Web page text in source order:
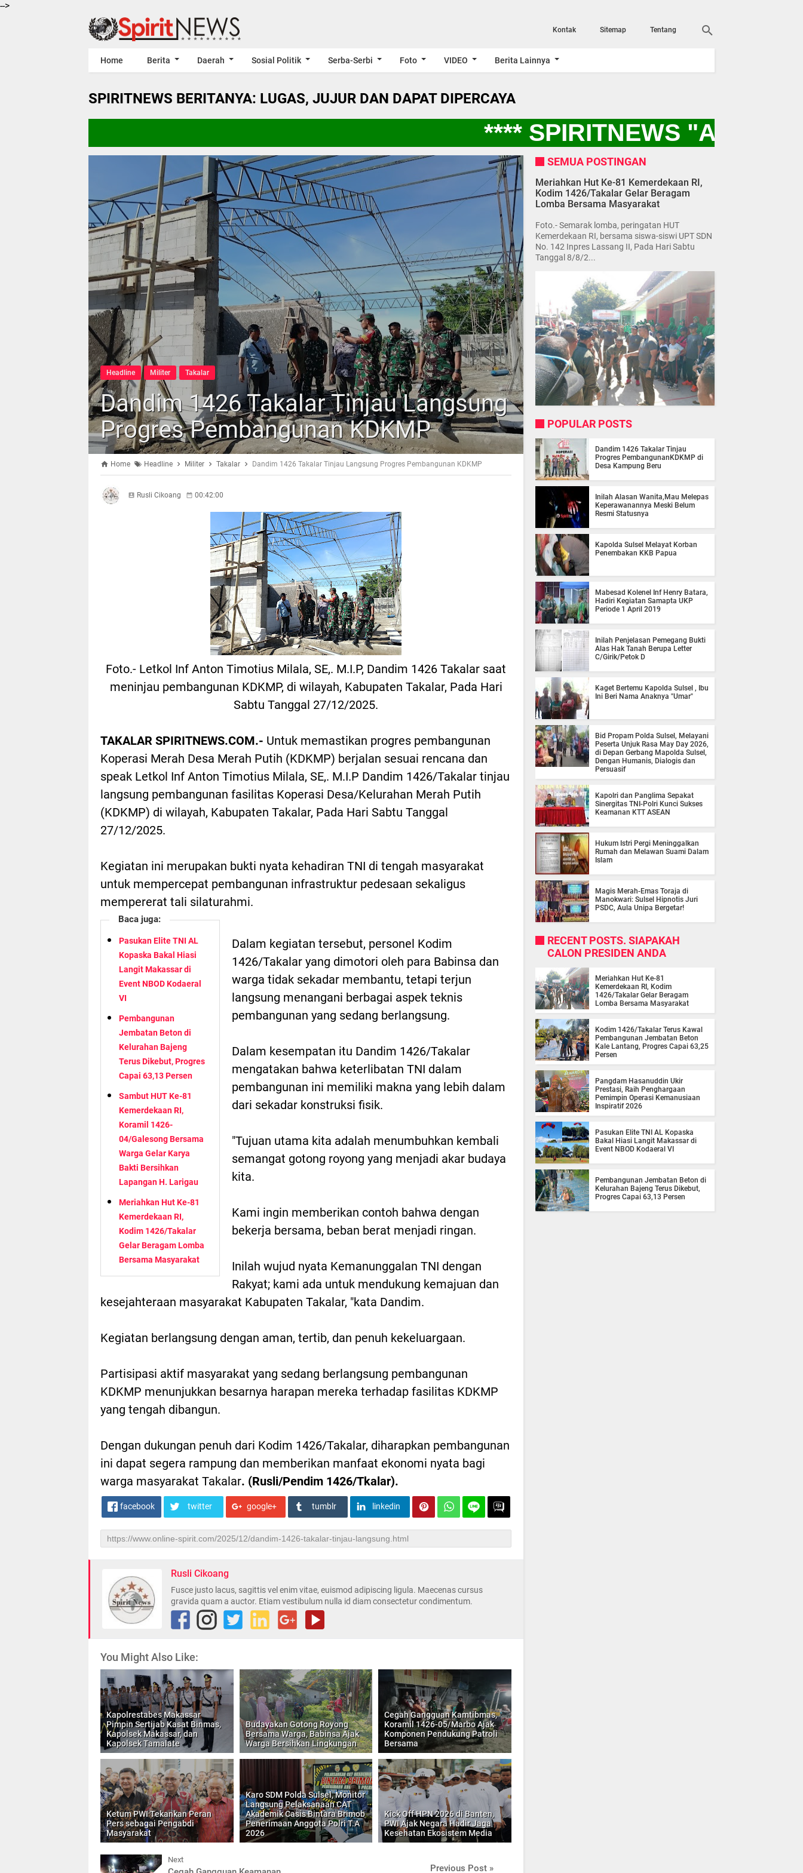
-->
Kontak Sitemap Tentang
Home Berita Daerah Sosial Politik Serba-Serbi Foto VIDEO Berita Lainnya
SPIRITNEWS BERITANYA: LUGAS, JUJUR DAN DAPAT DIPERCAYA
**** SPIRITNEWS "AYO KITA
Headline Militer Takalar
Dandim 1426 Takalar Tinjau Langsung
Progres Pembangunan KDKMP
Home Headline Militer Takalar Dandim 1426 Takalar Tinjau Langsung Progres Pembangunan KDKMP
Rusli Cikoang 00:42:00
Foto.- Letkol Inf Anton Timotius Milala, SE,. M.I.P, Dandim 1426 Takalar saat
meninjau pembangunan KDKMP, di wilayah, Kabupaten Takalar, Pada Hari
Sabtu Tanggal 27/12/2025.
TAKALAR SPIRITNEWS.COM.- Untuk memastikan progres pembangunan
Koperasi Merah Desa Merah Putih (KDKMP) berjalan sesuai rencana dan
speak Letkol Inf Anton Timotius Milala, SE,. M.I.P Dandim 1426/Takalar tinjau
langsung pembangunan fasilitas Koperasi Desa/Kelurahan Merah Putih
(KDKMP) di wilayah, Kabupaten Takalar, Pada Hari Sabtu Tanggal
27/12/2025.
Kegiatan ini merupakan bukti nyata kehadiran TNI di tengah masyarakat
untuk mempercepat pembangunan infrastruktur pedesaan sekaligus
mempererat tali silaturahmi.
Baca juga:
Pasukan Elite TNI AL
Kopaska Bakal Hiasi
Langit Makassar di
Event NBOD Kodaeral
VI
Pembangunan
Jembatan Beton di
Kelurahan Bajeng
Terus Dikebut, Progres
Capai 63,13 Persen
Sambut HUT Ke-81
Kemerdekaan RI,
Koramil 1426-
04/Galesong Bersama
Warga Gelar Karya
Bakti Bersihkan
Lapangan H. Larigau
Meriahkan Hut Ke-81
Kemerdekaan RI,
Kodim 1426/Takalar
Gelar Beragam Lomba
Bersama Masyarakat
Dalam kegiatan tersebut, personel Kodim
1426/Takalar yang dimotori oleh para Babinsa dan
warga tidak sekadar membantu, tetapi terjun
langsung menangani berbagai aspek teknis
pembangunan yang sedang berlangsung.
Dalam kesempatan itu Dandim 1426/Takalar
mengatakan bahwa keterlibatan TNI dalam
pembangunan ini memiliki makna yang lebih dalam
dari sekadar konstruksi fisik.
"Tujuan utama kita adalah menumbuhkan kembali
semangat gotong royong yang menjadi akar budaya
kita.
Kami ingin memberikan contoh bahwa dengan
bekerja bersama, beban berat menjadi ringan.
Inilah wujud nyata Kemanunggalan TNI dengan
Rakyat; kami ada untuk mendukung kemajuan dan
kesejahteraan masyarakat Kabupaten Takalar, "kata Dandim.
Kegiatan berlangsung dengan aman, tertib, dan penuh kekeluargaan.
Partisipasi aktif masyarakat yang sedang berlangsung pembangunan
KDKMP menunjukkan besarnya harapan mereka terhadap fasilitas KDKMP
yang tengah dibangun.
Dengan dukungan penuh dari Kodim 1426/Takalar, diharapkan pembangunan
ini dapat segera rampung dan memberikan manfaat ekonomi nyata bagi
warga masyarakat Takalar. (Rusli/Pendim 1426/Tkalar).
facebook twitter google+ tumblr linkedin
Rusli Cikoang
Fusce justo lacus, sagittis vel enim vitae, euismod adipiscing ligula. Maecenas cursus
gravida quam a auctor. Etiam vestibulum nulla id diam consectetur condimentum.
You Might Also Like:
Kapolrestabes Makassar
Pimpin Sertijab Kasat Binmas,
Kapolsek Makassar, dan
Kapolsek Tamalate
Budayakan Gotong Royong
Bersama Warga, Babinsa Ajak
Warga Bersihkan Lingkungan
Cegah Gangguan Kamtibmas,
Koramil 1426-05/Marbo Ajak
Komponen Pendukung Patroli
Bersama
Ketum PWI Tekankan Peran
Pers sebagai Pengabdi
Masyarakat
Karo SDM Polda Sulsel, Monitor
Langsung Pelaksanaan CAT
Akademik Casis Bintara Brimob
Penerimaan Anggota Polri T.A
2026
Kick Off HPN 2026 di Banten,
PWI Ajak Negara Hadir Jaga
Kesehatan Ekosistem Media
Next
Previous Post »
SEMUA POSTINGAN
Meriahkan Hut Ke-81 Kemerdekaan RI,
Kodim 1426/Takalar Gelar Beragam
Lomba Bersama Masyarakat
Foto.- Semarak lomba, peringatan HUT
Kemerdekaan RI, bersama siswa-siswi UPT SDN
No. 142 Inpres Lassang II, Pada Hari Sabtu
Tanggal 8/8/2...
POPULAR POSTS
Dandim 1426 Takalar Tinjau
Progres PembangunanKDKMP di
Desa Kampung Beru
Inilah Alasan Wanita,Mau Melepas
Keperawanannya Meski Belum
Resmi Statusnya
Kapolda Sulsel Melayat Korban
Penembakan KKB Papua
Mabesad Kolenel Inf Henry Batara,
Hadiri Kegiatan Samapta UKP
Periode 1 April 2019
Inilah Penjelasan Pemegang Bukti
Alas Hak Tanah Berupa Letter
C/Girik/Petok D
Kaget Bertemu Kapolda Sulsel , Ibu
Ini Beri Nama Anaknya "Umar"
Bid Propam Polda Sulsel, Melayani
Peserta Unjuk Rasa May Day 2026,
di Depan Gerbang Mapolda Sulsel,
Dengan Humanis, Dialogis dan
Persuasif
Kapolri dan Panglima Sepakat
Sinergitas TNI-Polri Kunci Sukses
Keamanan KTT ASEAN
Hukum Istri Pergi Meninggalkan
Rumah dan Melawan Suami Dalam
Islam
Magis Merah-Emas Toraja di
Manokwari: Sulsel Hipnotis Juri
PSDC, Aula Unipa Bergetar!
RECENT POSTS. SIAPAKAH
CALON PRESIDEN ANDA
Meriahkan Hut Ke-81
Kemerdekaan RI, Kodim
1426/Takalar Gelar Beragam
Lomba Bersama Masyarakat
Kodim 1426/Takalar Terus Kawal
Pembangunan Jembatan Beton
Kale Lantang, Progres Capai 63,25
Persen
Pangdam Hasanuddin Ukir
Prestasi, Raih Penghargaan
Pemimpin Operasi Kemanusiaan
Inspiratif 2026
Pasukan Elite TNI AL Kopaska
Bakal Hiasi Langit Makassar di
Event NBOD Kodaeral VI
Pembangunan Jembatan Beton di
Kelurahan Bajeng Terus Dikebut,
Progres Capai 63,13 Persen